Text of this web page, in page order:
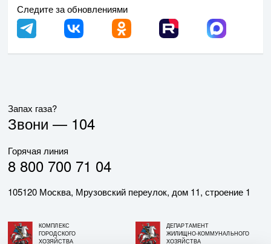
Следите за обновлениями
Запах газа?
Звони — 104
Горячая линия
8 800 700 71 04
105120 Москва, Мрузовский переулок, дом 11, строение 1
КОМПЛЕКС
ГОРОДСКОГО
ХОЗЯЙСТВА
ДЕПАРТАМЕНТ
ЖИЛИЩНО-КОММУНАЛЬНОГО
ХОЗЯЙСТВА